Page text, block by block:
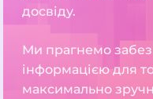
досвіду.
Ми прагнемо
інформацією для
максимально